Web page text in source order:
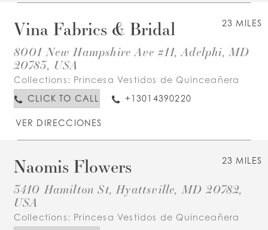
23 MILES
Vina Fabrics & Bridal
8001 New Hampshire Ave #11, Adelphi, MD
20783, USA
Collections: Princesa Vestidos de Quinceañera
CLICK TO CALL
+13014390220
VER DIRECCIONES
23 MILES
Naomis Flowers
3410 Hamilton St, Hyattsville, MD 20782,
USA
Collections: Princesa Vestidos de Quinceañera